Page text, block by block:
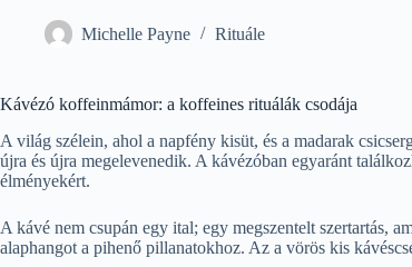
Michelle Payne Rituále
Kávézó koffeinmámor: a koffeines rituálák csodája
A világ szélein, ahol a napfény kisüt, és a madarak
újra és újra megelevenedik. A kávézóban egyaránt
élményekért.
A kávé nem csupán egy ital; egy megszentelt szertartás,
alaphangot a pihenő pillanatokhoz. Az a vörös kis